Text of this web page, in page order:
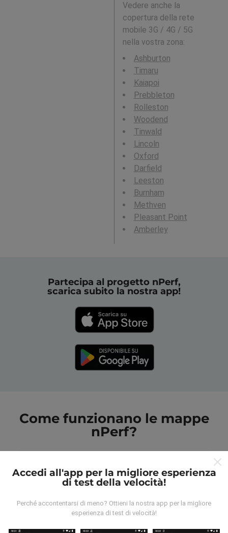
Vedere anche la
copertura della rete
mobile 3G / 4G / 5G
nella vostra zona:
Ashburton
Timaru
Kaiapoi
Prebbleton
Rolleston
Woodend
Tinwald
Lincoln
Oxford
Darfield
Leeston
Burnham
Methven
Pleasant Point
Amberley
Partecipa al progetto nPerf,
scarica subito la nostra app!
Come funzionano le mappe
nPerf?
Da dove vengono i dati?
Accedi all'app per la migliore esperienza
di test della velocità!
Perché accontentarsi di meno? Ottieni la nostra app per la migliore
esperienza di test di velocità!